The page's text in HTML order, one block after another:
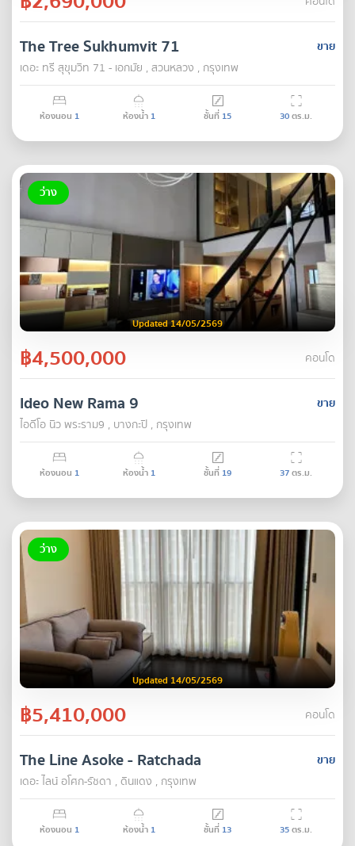
ขาย
The Tree Sukhumvit 71
เดอะ ทรี สุขุมวิท 71 - เอกมัย , สวนหลวง , กรุงเทพ
ห้องนอน 1 ห้องน้ำ 1 ชั้นที่ 15 30ตร.ม.
ว่าง
Updated 14/05/2569
฿4,500,000 คอนโด
ขาย
Ideo New Rama 9
ไอดีโอ นิว พระราม9 , บางกะปิ , กรุงเทพ
ห้องนอน 1 ห้องน้ำ 1 ชั้นที่ 19 37ตร.ม.
ว่าง
Updated 14/05/2569
฿5,410,000 คอนโด
ขาย
The Line Asoke - Ratchada
เดอะ ไลน์ อโศก-รัชดา , ดินแดง , กรุงเทพ
ห้องนอน 1 ห้องน้ำ 1 ชั้นที่ 13 35ตร.ม.